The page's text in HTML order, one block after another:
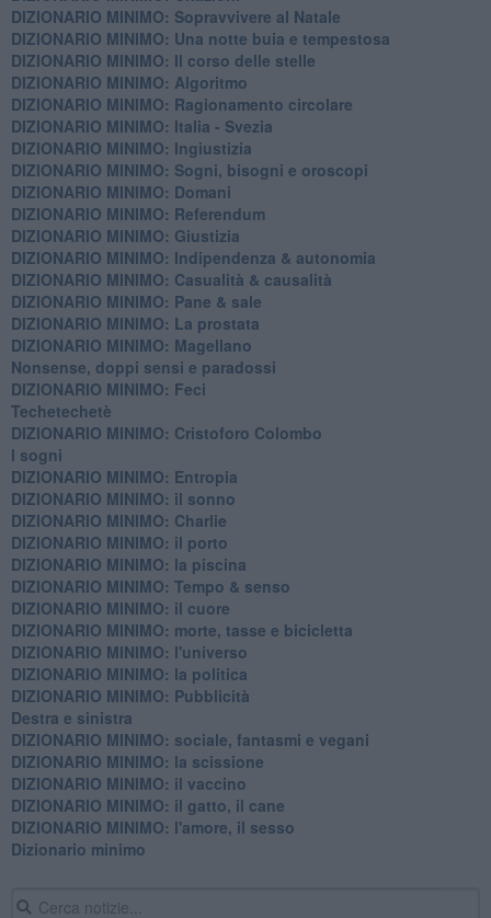
DIZIONARIO MINIMO: ​Sopravvivere al Natale
DIZIONARIO MINIMO: ​Una notte buia e tempestosa
DIZIONARIO MINIMO: Il corso delle stelle
DIZIONARIO MINIMO: Algoritmo
DIZIONARIO MINIMO: Ragionamento circolare
DIZIONARIO MINIMO: Italia - Svezia
DIZIONARIO MINIMO: ​Ingiustizia
DIZIONARIO MINIMO: ​Sogni, bisogni e oroscopi
DIZIONARIO MINIMO: Domani
DIZIONARIO MINIMO: Referendum
DIZIONARIO MINIMO: Giustizia
DIZIONARIO MINIMO: ​Indipendenza & autonomia
DIZIONARIO MINIMO: ​Casualità & causalità
​DIZIONARIO MINIMO: Pane & sale
DIZIONARIO MINIMO: La prostata
​DIZIONARIO MINIMO: Magellano
Nonsense, doppi sensi e paradossi
DIZIONARIO MINIMO: Feci
Techetechetè
DIZIONARIO MINIMO: Cristoforo Colombo
I sogni
DIZIONARIO MINIMO: Entropia
DIZIONARIO MINIMO: il sonno
DIZIONARIO MINIMO: Charlie
DIZIONARIO MINIMO: il porto
DIZIONARIO MINIMO: la piscina
DIZIONARIO MINIMO: Tempo & senso
DIZIONARIO MINIMO: il cuore
DIZIONARIO MINIMO: morte, tasse e bicicletta
DIZIONARIO MINIMO: l'universo
DIZIONARIO MINIMO: la politica
DIZIONARIO MINIMO: Pubblicità
Destra e sinistra
DIZIONARIO MINIMO: sociale, fantasmi e vegani
DIZIONARIO MINIMO: la scissione
DIZIONARIO MINIMO: il vaccino
DIZIONARIO MINIMO: il gatto, il cane
DIZIONARIO MINIMO: l'amore, il sesso
Dizionario minimo